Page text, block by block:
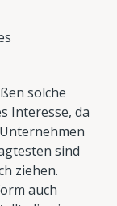
solche
Interesse, da
sind
ziehen.
auch